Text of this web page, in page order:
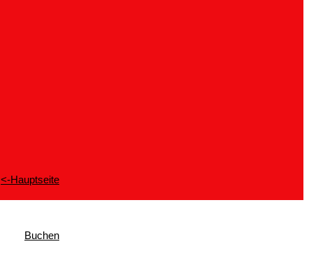
<-Hauptseite
Buchen